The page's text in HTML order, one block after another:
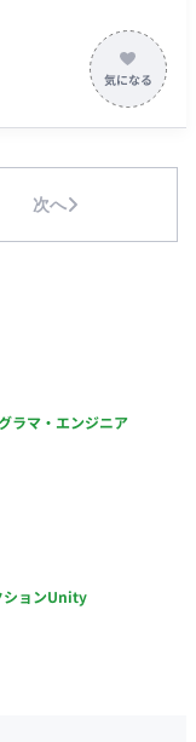
着化、チーム育成
には、Azureエン
までスコープを拡張
境です。 ※ご経験に
計～詳細設計・実
リースまでの一連
た標準アーキテクチ
響度評価、リスク
題管理、関係者調
への技術指導・教
準、運用標準の定
としたサービス ■
週5日以内で稼働
社となりますが、
次へ
ラマ・エンジニア
ションUnity